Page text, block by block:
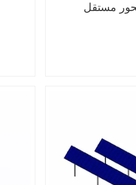
مستقل